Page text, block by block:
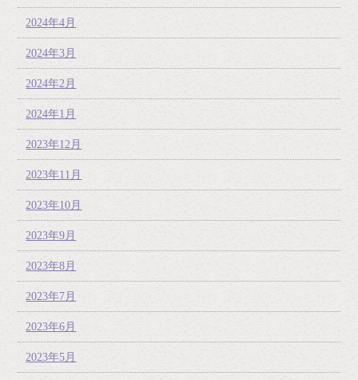
2024年4月
2024年3月
2024年2月
2024年1月
2023年12月
2023年11月
2023年10月
2023年9月
2023年8月
2023年7月
2023年6月
2023年5月